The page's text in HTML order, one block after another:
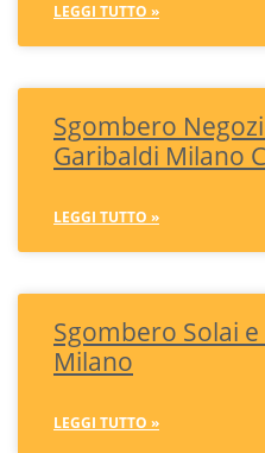
LEGGI TUTTO »
Sgombero
Garibaldi Milano
LEGGI TUTTO »
Sgombero Solai
Milano
LEGGI TUTTO »